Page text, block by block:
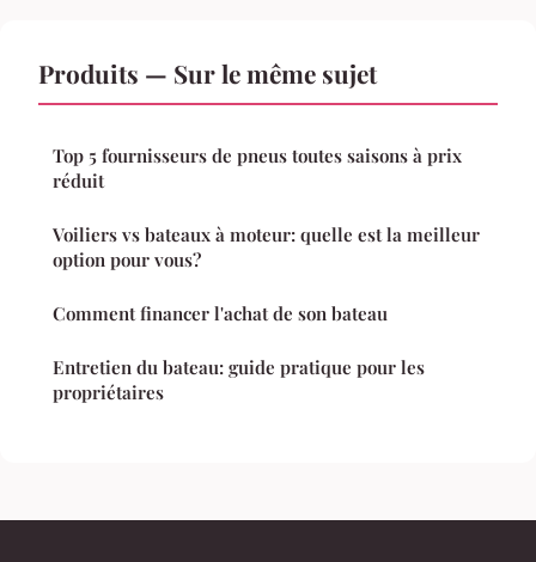
Produits — Sur le même sujet
Top 5 fournisseurs de pneus toutes saisons à prix
réduit
Voiliers vs bateaux à moteur: quelle est la meilleur
option pour vous?
Comment financer l'achat de son bateau
Entretien du bateau: guide pratique pour les
propriétaires